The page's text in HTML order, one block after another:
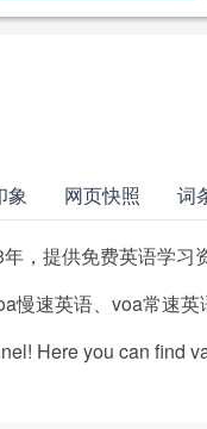
象 网页快照 词
，提供免费英语学
速英语、voa常速英
Here you can find